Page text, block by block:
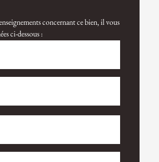
concernant ce bien, il vous
ci-dessous :